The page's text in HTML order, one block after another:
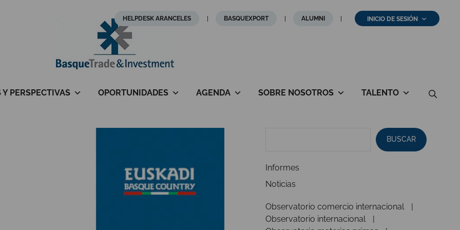
HELPDESK ARANCELES BASQUEXPORT ALUMNI INICIO DE SESIÓN
PERSPECTIVAS OPORTUNIDADES AGENDA SOBRE NOSOTROS TALENTO
BUSCAR
Informes
Noticias
Observatorio comercio internacional
Observatorio internacional